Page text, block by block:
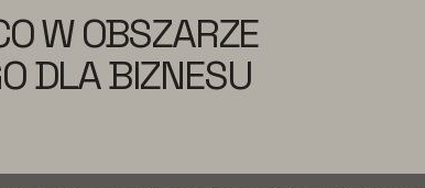
W OBSZARZE
DLA BIZNESU